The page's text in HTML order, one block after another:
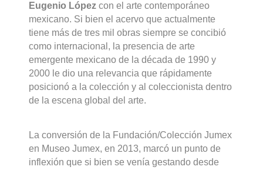
Eugenio López con el arte contemporáneo
mexicano. Si bien el acervo que actualmente
tiene más de tres mil obras siempre se concibió
como internacional, la presencia de arte
emergente mexicano de la década de 1990 y
2000 le dio una relevancia que rápidamente
posicionó a la colección y al coleccionista dentro
de la escena global del arte.
La conversión de la Fundación/Colección Jumex
en Museo Jumex, en 2013, marcó un punto de
inflexión que si bien se venía gestando desde